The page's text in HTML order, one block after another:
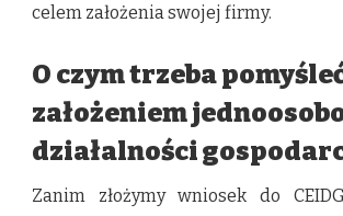
celem założenia swojej firmy.
O czym trzeba
założeniem
działalności
Zanim złożymy wniosek do